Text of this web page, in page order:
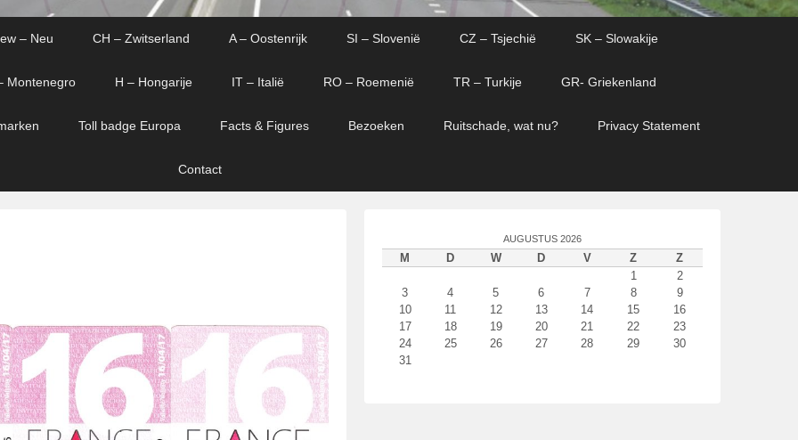
– Neu CH – Zwitserland A – Oostenrijk SI – Slovenië CZ – Tsjechië SK – Slowakije
Montenegro H – Hongarije IT – Italië RO – Roemenië TR – Turkije GR- Griekenland
Toll badge Europa Facts & Figures Bezoeken Ruitschade, wat nu? Privacy Statement
Contact
AUGUSTUS 2026
M D W D V Z
Z
1
2
3
4 5 6 7 8
9
10
11 12 13 14 15
16
17
18 19 20 21 22
23
24
25 26 27 28 29
30
31